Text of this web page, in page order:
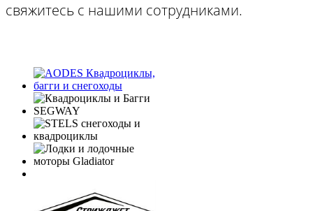
свяжитесь с нашими сотрудниками.